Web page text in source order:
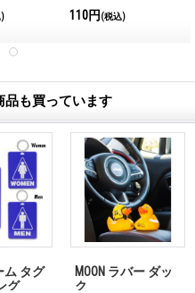
)
110円 (税込)
品も買っています
ム タグ
グ
MOON ラバー ダッ
ク